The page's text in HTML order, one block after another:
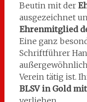
Beutin mit der
ausgezeichnet
Ehrenmitglied
Eine ganz
Schriftführer
Verein tätig ist.
BLSV in Gold